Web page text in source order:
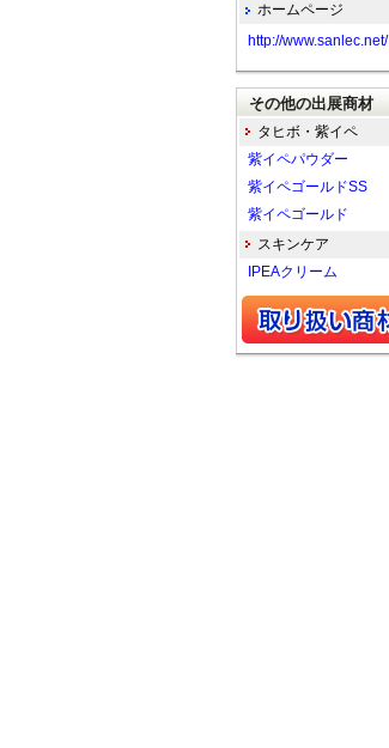
ホームページ
http://www.sanlec.net/
その他の出展商材
タヒボ・紫イペ
紫イペパウダー
紫イペゴールドSS
紫イペゴールド
スキンケア
IPEAクリーム